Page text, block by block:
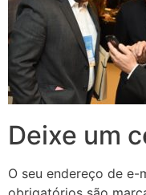
Deixe um
O seu endereço de e-